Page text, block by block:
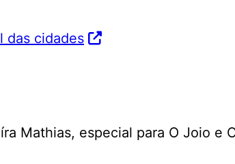
das cidades
Mathias, especial para O Joio e